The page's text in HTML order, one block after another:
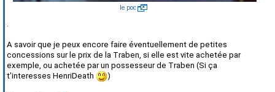
le poc
A savoir que je peux encore faire éventuellement de petites
concessions sur le prix de la Traben, si elle est vite achetée par
exemple, ou achetée par un possesseur de Traben (Si ça
t'interesses HenriDeath
)